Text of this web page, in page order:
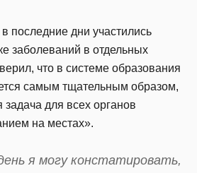
последние дни участились
заболеваний в отдельных
что в системе образования
самым тщательным образом,
задача для всех органов
на местах».
я могу констатировать,